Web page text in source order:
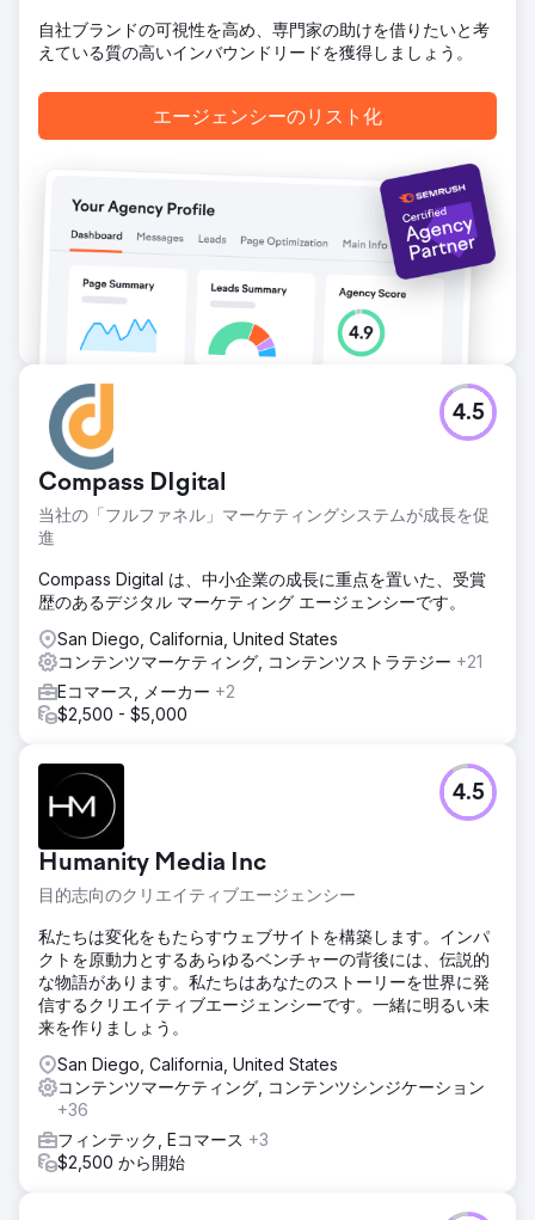
自社ブランドの可視性を高め、専門家の助けを借りたいと考
えている質の高いインバウンドリードを獲得しましょう。
エージェンシーのリスト化
Compass DIgital
当社の「フルファネル」マーケティングシステムが成長を促
進
4.5
Compass Digital は、中小企業の成長に重点を置いた、受賞
歴のあるデジタル マーケティング エージェンシーです。
San Diego, California, United States
コンテンツマーケティング, コンテンツストラテジー +21
Eコマース, メーカー +2
$2,500 - $5,000
Humanity Media Inc
目的志向のクリエイティブエージェンシー
4.5
私たちは変化をもたらすウェブサイトを構築します。インパ
クトを原動力とするあらゆるベンチャーの背後には、伝説的
な物語があります。私たちはあなたのストーリーを世界に発
信するクリエイティブエージェンシーです。一緒に明るい未
来を作りましょう。
San Diego, California, United States
コンテンツマーケティング, コンテンツシンジケーション
+36
フィンテック, Eコマース +3
$2,500 から開始